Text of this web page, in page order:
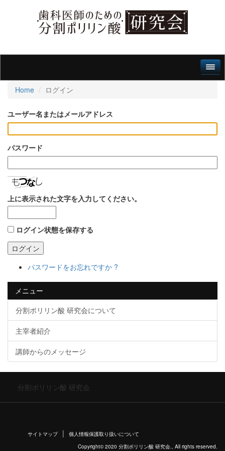
Home ログイン
ユーザー名またはメールアドレス
パスワード
上に表示された文字を入力してください。
ログイン状態を保存する
ログイン
パスワードをお忘れですか ?
メニュー
分割ポリリン酸 研究会について
主宰者紹介
講師からのメッセージ
分割ポリリン酸 研究会
サイトマップ
個人情報保護取り扱いについて
Copyright© 2020 分割ポリリン酸 研究会., All rights reserved.